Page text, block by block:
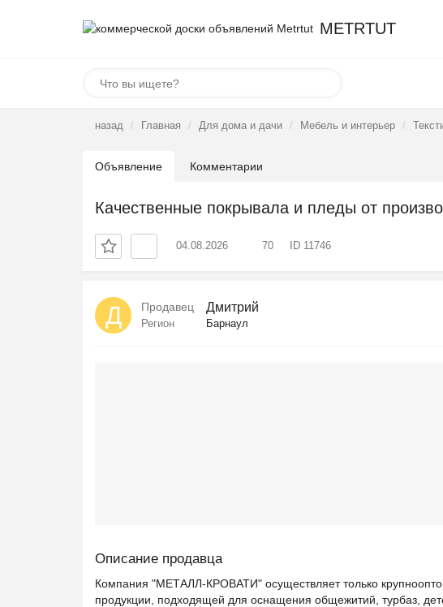
METRTUT
назад Главная Для дома и дачи Мебель и интерьер
Объявление Комментарии
Качественные покрывала и пледы от
04.08.2026 70 ID 11746
Д Продавец Дмитрий
Регион Барнаул
Описание продавца
Компания "МЕТАЛЛ-КРОВАТИ" осуществляет только
продукции, подходящей для оснащения общежитий, турбаз,